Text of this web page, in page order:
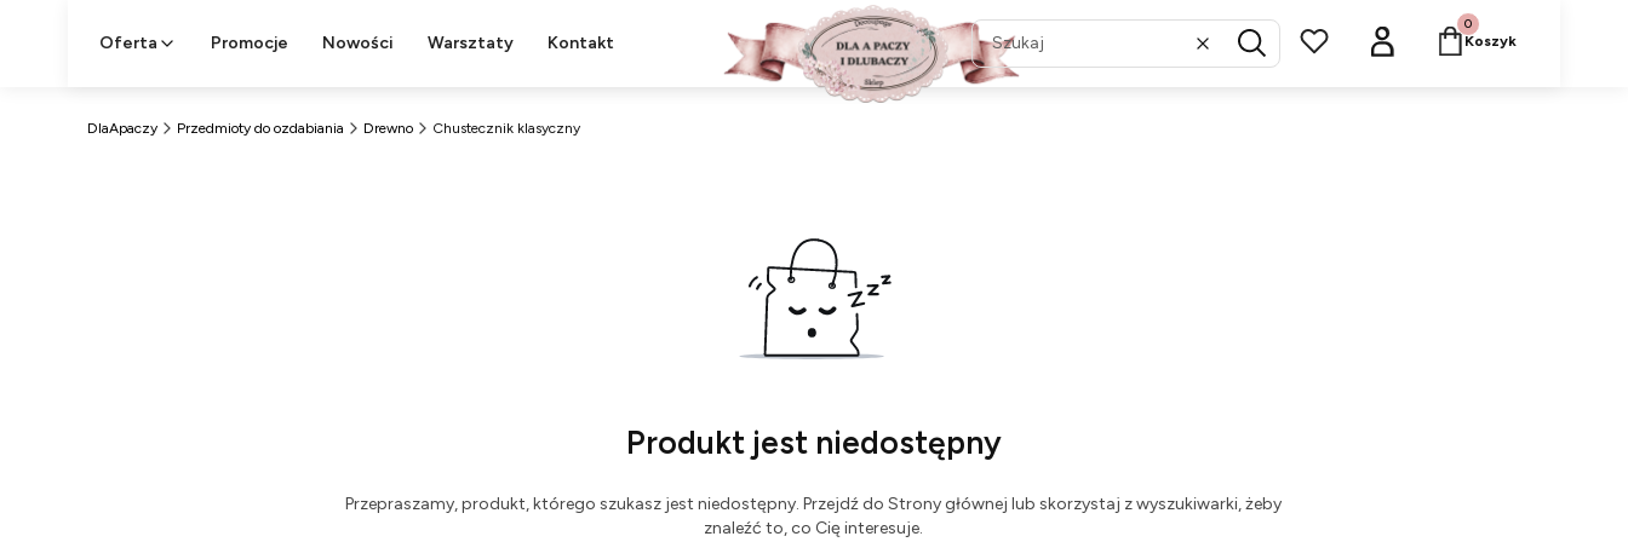
Oferta Promocje Nowości Warsztaty Kontakt WyczyśćSzukaj
Produkty w koszyku:
Koszyk
DlaApaczy Przedmioty do ozdabiania Drewno Chustecznik klasyczny
Produkt jest niedostępny
Przepraszamy, produkt, którego szukasz jest niedostępny. Przejdź do Strony głównej lub skorzystaj z wyszukiwarki, żeby
znaleźć to, co Cię interesuje.